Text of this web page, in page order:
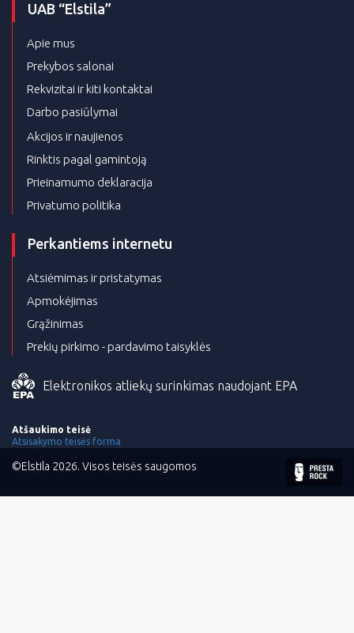
UAB “Elstila”
Apie mus
Prekybos salonai
Rekvizitai ir kiti kontaktai
Darbo pasiūlymai
Akcijos ir naujienos
Rinktis pagal gamintoją
Prieinamumo deklaracija
Privatumo politika
Perkantiems internetu
Atsiėmimas ir pristatymas
Apmokėjimas
Grąžinimas
Prekių pirkimo - pardavimo taisyklės
Elektronikos atliekų surinkimas naudojant EPA
Atšaukimo teisė
Atsisakymo teisės forma
©Elstila 2026. Visos teisės saugomos